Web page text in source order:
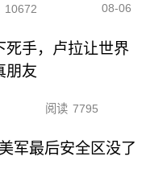
10672 08-06
死手，卢拉让世界
朋友
阅读 7795
军最后安全区没了